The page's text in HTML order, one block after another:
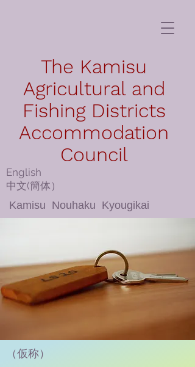
The Kamisu
Agricultural and
Fishing Districts
Accommodation
Council
Kamisu Nouhaku Kyougikai
English
​中文(簡体）
​（仮称）